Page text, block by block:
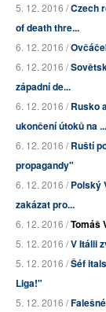
5. 12. 2016 /Czech
of death thre...
6. 12. 2016 /
6. 12. 2016 /
západní de...
6. 12. 2016 /Rusko
ukončení útoků na ...
6. 12. 2016 /Ruští
propagandy"
6. 12. 2016 /Polský
zakázat pro...
6. 12. 2016 /Tomáš
5. 12. 2016 /V Itálii
5. 12. 2016 /Šéf
Liga!"
5. 12. 2016 /